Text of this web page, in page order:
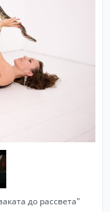
до рассвета"